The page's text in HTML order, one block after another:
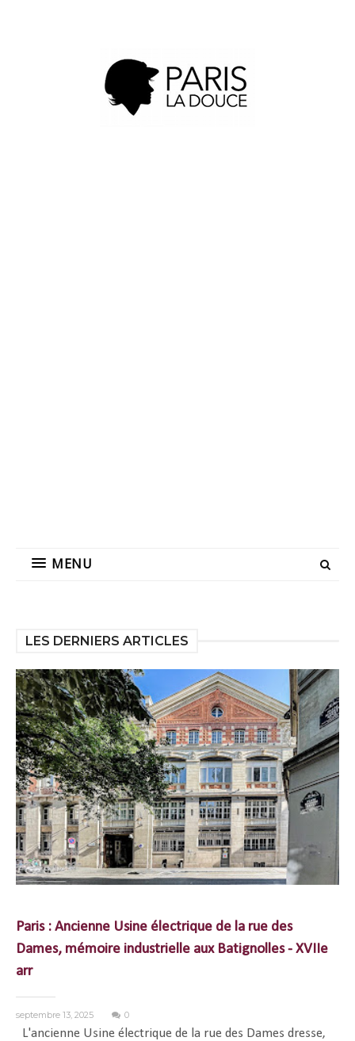
MENU
LES DERNIERS ARTICLES
Paris : Ancienne Usine électrique de la rue des
Dames, mémoire industrielle aux Batignolles - XVIIe
arr
septembre 13, 2025 0
L'ancienne Usine électrique de la rue des Dames dresse,